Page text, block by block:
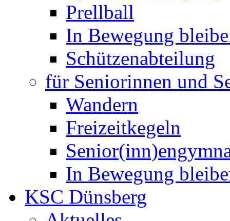
Prellball
In Bewegung
Schützenabteilung
für Seniorinnen und
Wandern
Freizeitkegeln
In Bewegung
KSC Dünsberg